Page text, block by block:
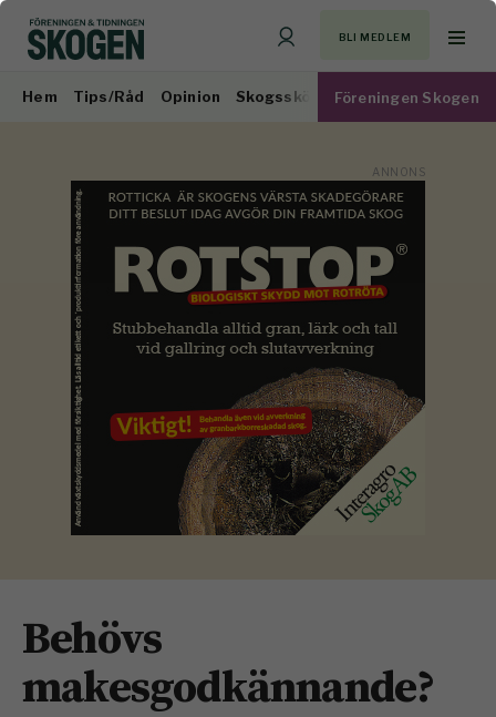
BLI MEDLEM
Hem Tips/Råd Opinion Skogsskötsel Virkesmarknad
Föreningen Skogen
Behövs
makesgodkännande?